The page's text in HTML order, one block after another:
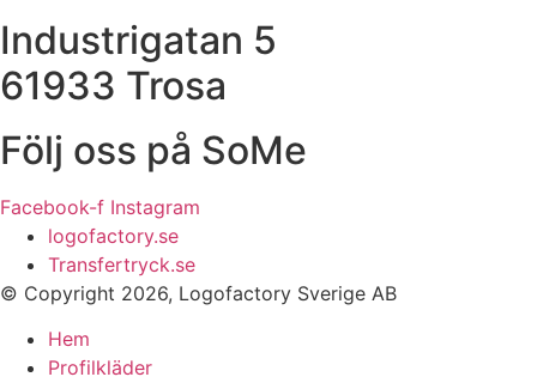
Industrigatan 5
61933 Trosa
Följ oss på SoMe
Facebook-f Instagram
logofactory.se
Transfertryck.se
© Copyright 2026, Logofactory Sverige AB
Hem
Profilkläder